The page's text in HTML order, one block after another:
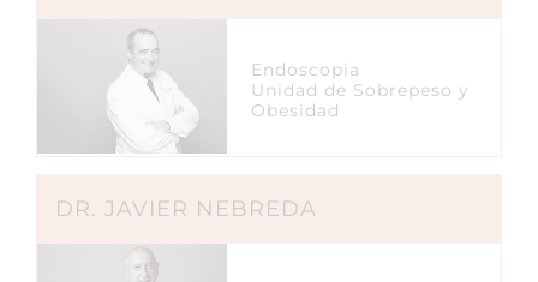
Endoscopia
Unidad de Sobrepeso y
Obesidad
DR. JAVIER NEBREDA